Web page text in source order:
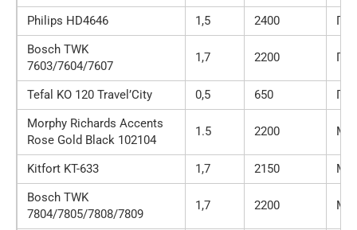
Philips HD4646 1,5 2400
Bosch TWK
7603/7604/7607
1,7 2200
Tefal KO 120 Travel’City 0,5 650
Morphy Richards Accents
Rose Gold Black 102104
1.5 2200
Kitfort KT-633 1,7 2150
Bosch TWK
7804/7805/7808/7809
1,7 2200